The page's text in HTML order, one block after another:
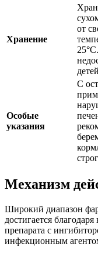
Хранение
от
Особые
указания
С
Механизм
Широкий диапазон
достигается
препарата с
инфекционным